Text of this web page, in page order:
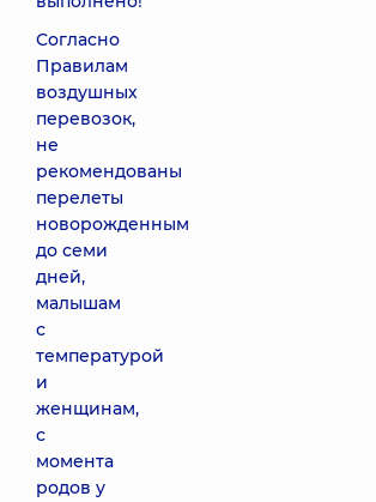
Согласно
Правилам
воздушных
перевозок,
не
рекомендованы
перелеты
новорожденным
до семи
дней,
малышам
с
температурой
и
женщинам,
с
момента
родов у